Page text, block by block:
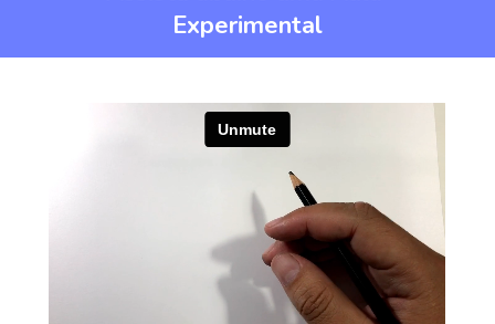
Experimental